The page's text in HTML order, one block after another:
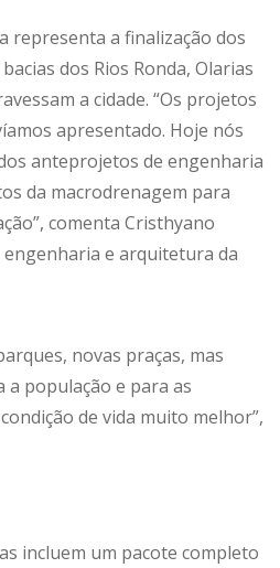
representa a finalização dos
dos Rios Ronda, Olarias
a cidade. “Os projetos
apresentado. Hoje nós
anteprojetos de engenharia
da macrodrenagem para
comenta Cristhyano
engenharia e arquitetura da
novas praças, mas
população e para as
de vida muito melhor”,
incluem um pacote completo